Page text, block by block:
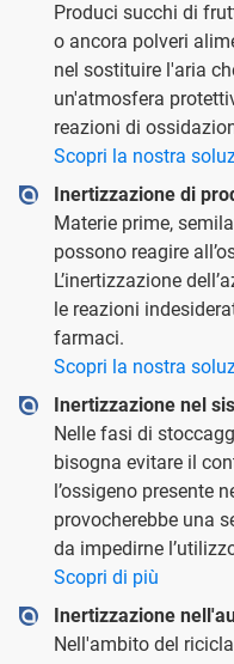
Produci succhi di
o ancora polveri
nel sostituire l'aria
un'atmosfera
reazioni di
Scopri la nostra
Inertizzazione di
Materie prime,
possono reagire
L’inertizzazione
le reazioni
farmaci.
Scopri la nostra
Inertizzazione nel
Nelle fasi di
bisogna evitare il
l’ossigeno presente
provocherebbe una
da impedirne
Scopri di più
Inertizzazione
Nell'ambito del